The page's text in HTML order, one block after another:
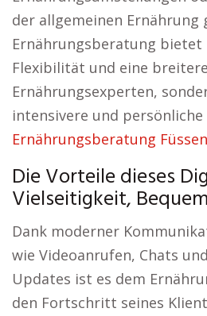
der allgemeinen Ernährung
Ernährungsberatung bietet
Flexibilität und eine
Ernährungsexperten,
intensivere und
Ernährungsberatung Füssen
Die Vorteile dieses
Vielseitigkeit,
Dank moderner
wie Videoanrufen, Chats
Updates ist es dem
den Fortschritt seines